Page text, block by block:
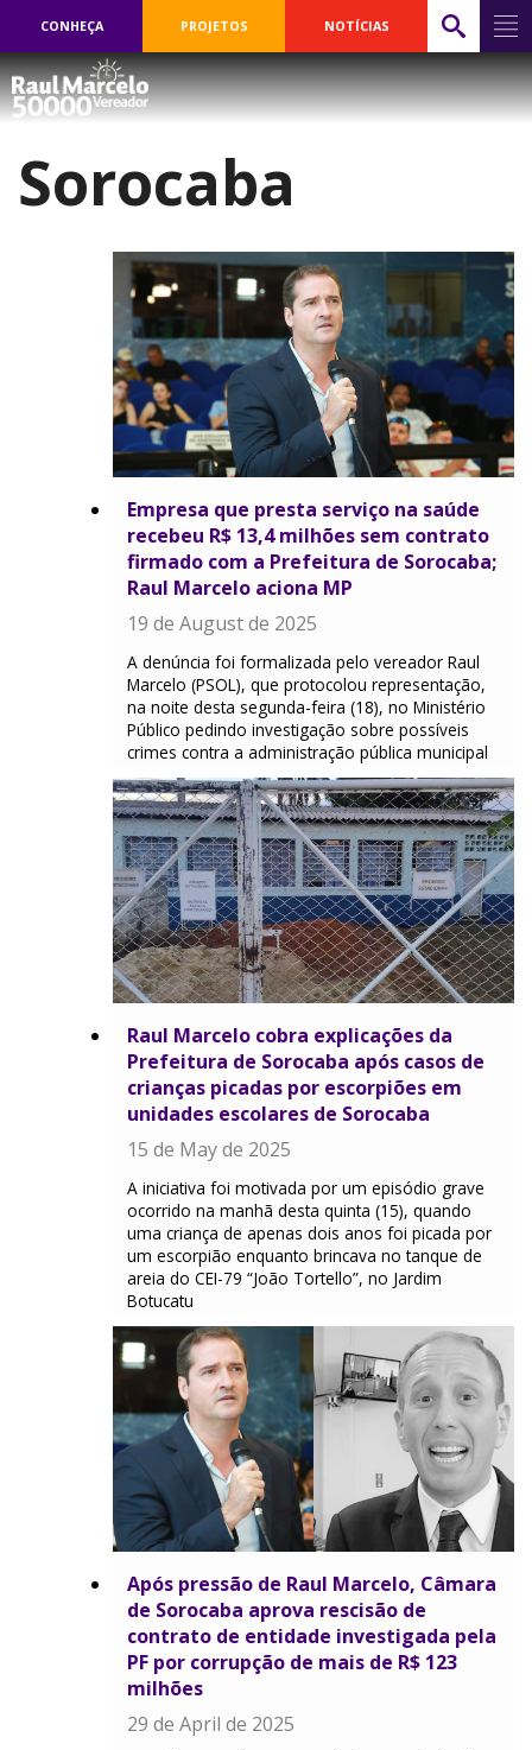
CONHEÇA PROJETOS NOTÍCIAS
Sorocaba
Empresa que presta serviço na saúde
recebeu R$ 13,4 milhões sem contrato
firmado com a Prefeitura de Sorocaba;
Raul Marcelo aciona MP
19 de August de 2025
A denúncia foi formalizada pelo vereador Raul
Marcelo (PSOL), que protocolou representação,
na noite desta segunda-feira (18), no Ministério
Público pedindo investigação sobre possíveis
crimes contra a administração pública municipal
Raul Marcelo cobra explicações da
Prefeitura de Sorocaba após casos de
crianças picadas por escorpiões em
unidades escolares de Sorocaba
15 de May de 2025
A iniciativa foi motivada por um episódio grave
ocorrido na manhã desta quinta (15), quando
uma criança de apenas dois anos foi picada por
um escorpião enquanto brincava no tanque de
areia do CEI-79 “João Tortello”, no Jardim
Botucatu
Após pressão de Raul Marcelo, Câmara
de Sorocaba aprova rescisão de
contrato de entidade investigada pela
PF por corrupção de mais de R$ 123
milhões
29 de April de 2025